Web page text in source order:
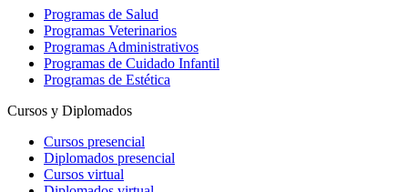
Programas de Salud
Programas Veterinarios
Programas Administrativos
Programas de Cuidado Infantil
Programas de Estética
Cursos y Diplomados
Cursos presencial
Diplomados presencial
Cursos virtual